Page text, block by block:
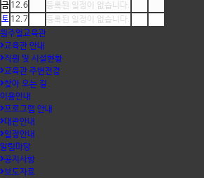
금 12.6
등록된 일정이 없습니다.
토 12.7
등록된 일정이 없습니다.
원주얼교육관
교육관 안내
직원 및 시설현황
교육관 주변전경
찾아 오는 길
이용안내
프로그램 안내
대관안내
일정안내
알림마당
공지사항
보도자료